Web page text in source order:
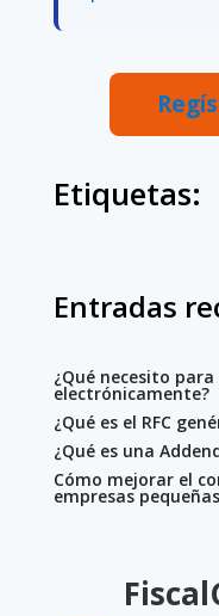
Etiquetas:
Entradas
¿Qué necesito
electrónicamente?
¿Qué es el RFC
¿Qué es una
Cómo mejorar el
empresas pequeñas